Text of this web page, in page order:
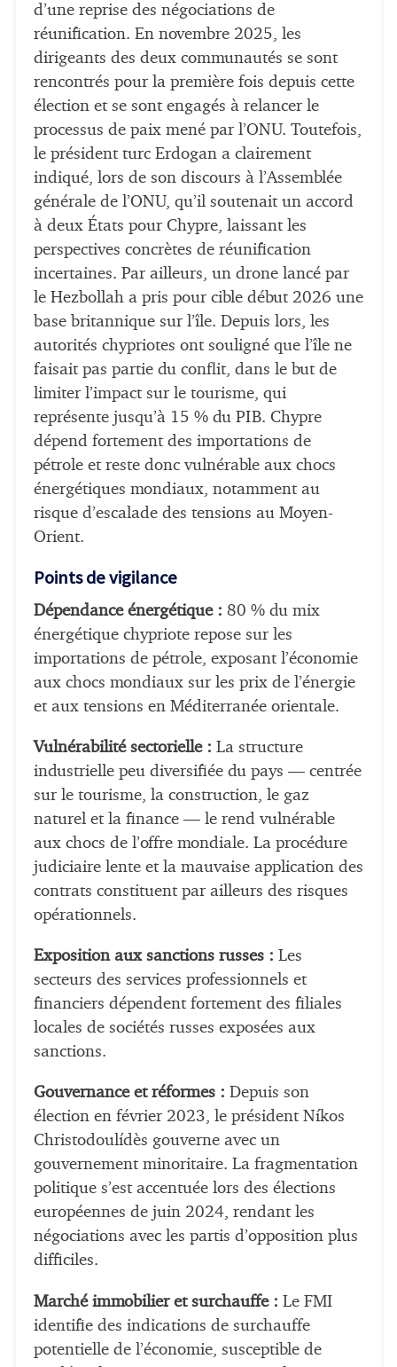
d’une reprise des négociations de
réunification. En novembre 2025, les
dirigeants des deux communautés se sont
rencontrés pour la première fois depuis cette
élection et se sont engagés à relancer le
processus de paix mené par l’ONU. Toutefois,
le président turc Erdogan a clairement
indiqué, lors de son discours à l’Assemblée
générale de l’ONU, qu’il soutenait un accord
à deux États pour Chypre, laissant les
perspectives concrètes de réunification
incertaines. Par ailleurs, un drone lancé par
le Hezbollah a pris pour cible début 2026 une
base britannique sur l’île. Depuis lors, les
autorités chypriotes ont souligné que l’île ne
faisait pas partie du conflit, dans le but de
limiter l’impact sur le tourisme, qui
représente jusqu’à 15 % du PIB. Chypre
dépend fortement des importations de
pétrole et reste donc vulnérable aux chocs
énergétiques mondiaux, notamment au
risque d’escalade des tensions au Moyen-
Orient.
Points de vigilance
Dépendance énergétique : 80 % du mix
énergétique chypriote repose sur les
importations de pétrole, exposant l’économie
aux chocs mondiaux sur les prix de l’énergie
et aux tensions en Méditerranée orientale.
Vulnérabilité sectorielle : La structure
industrielle peu diversifiée du pays — centrée
sur le tourisme, la construction, le gaz
naturel et la finance — le rend vulnérable
aux chocs de l’offre mondiale. La procédure
judiciaire lente et la mauvaise application des
contrats constituent par ailleurs des risques
opérationnels.
Exposition aux sanctions russes : Les
secteurs des services professionnels et
financiers dépendent fortement des filiales
locales de sociétés russes exposées aux
sanctions.
Gouvernance et réformes : Depuis son
élection en février 2023, le président Níkos
Christodoulídès gouverne avec un
gouvernement minoritaire. La fragmentation
politique s’est accentuée lors des élections
européennes de juin 2024, rendant les
négociations avec les partis d’opposition plus
difficiles.
Marché immobilier et surchauffe : Le FMI
identifie des indications de surchauffe
potentielle de l’économie, susceptible de